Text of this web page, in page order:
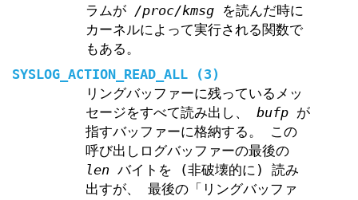
ラムが /proc/kmsgを読んだ時に
カーネルによって実行される関数で
もある。
SYSLOG_ACTION_READ_ALL (3)
リングバッファーに残っているメッ
セージをすべて読み出し、 bufpが
指すバッファーに格納する。 この
呼び出しログバッファーの最後の
len バイトを (非破壊的に) 読み
出すが、 最後の「リングバッファ